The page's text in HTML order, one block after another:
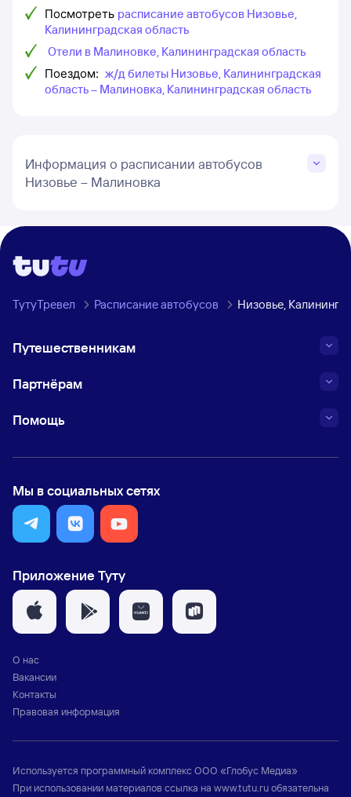
Посмотреть расписание автобусов Низовье,
Калининградская область
Отели в Малиновке, Калининградская область
Поездом: ж/д билеты Низовье, Калининградская
область – Малиновка, Калининградская область
Информация о расписании автобусов
Низовье – Малиновка
ТутуТревел Расписание автобусов Низовье,
Путешественникам
Партнёрам
Помощь
Мы в социальных сетях
Приложение Туту
О нас
Вакансии
Контакты
Правовая информация
Используется программный комплексООО «Глобус Медиа»
При использовании материалов ссылка на www.tutu.ruобязательна